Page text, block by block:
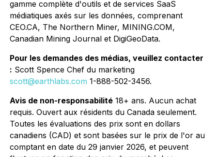
gamme complète d'outils et de services SaaS
médiatiques axés sur les données, comprenant
CEO.CA, The Northern Miner, MINING.COM,
Canadian Mining Journal et DigiGeoData.
Pour les demandes des médias, veuillez contacter
: Scott Spence Chef du marketing
scott@earthlabs.com 1-888-502-3456.
Avis de non-responsabilité 18+ ans. Aucun achat
requis. Ouvert aux résidents du Canada seulement.
Toutes les évaluations des prix sont en dollars
canadiens (CAD) et sont basées sur le prix de l'or au
comptant en date du 29 janvier 2026, et peuvent